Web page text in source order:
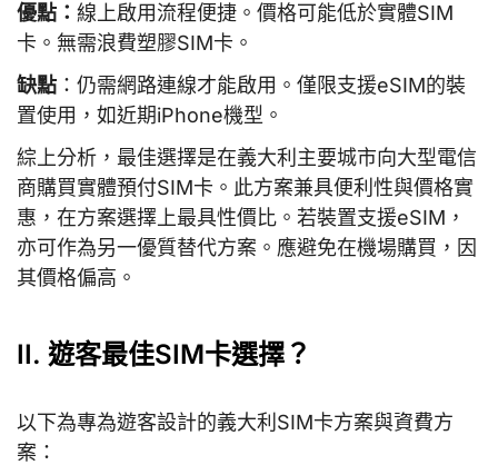
優點： 線上啟用流程便捷。價格可能低於實體SIM
卡。無需浪費塑膠SIM卡。
缺點 ：仍需網路連線才能啟用。僅限支援eSIM的裝
置使用，如近期iPhone機型。
綜上分析，最佳選擇是在義大利主要城市向大型電信
商購買實體預付SIM卡。此方案兼具便利性與價格實
惠，在方案選擇上最具性價比。若裝置支援eSIM，
亦可作為另一優質替代方案。應避免在機場購買，因
其價格偏高。
II. 遊客最佳SIM卡選擇？
以下為專為遊客設計的義大利SIM卡方案與資費方
案：